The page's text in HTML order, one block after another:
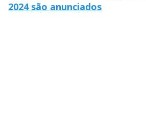
2024 são anunciados